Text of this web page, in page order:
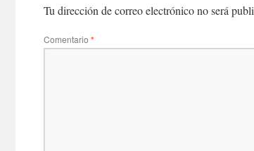
Tu dirección de correo electrónico no será
Comentario *